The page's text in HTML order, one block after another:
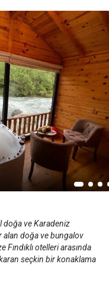
doğa ve Karadeniz
alan doğa ve bungalov
Fındıklı otelleri arasında
seçkin bir konaklama